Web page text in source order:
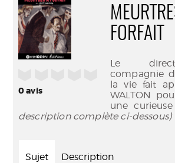
0avis
FORFAIT
Le
compagnie
la vie fait
WALTON
une
description complète ci-dessous)
Sujet Description